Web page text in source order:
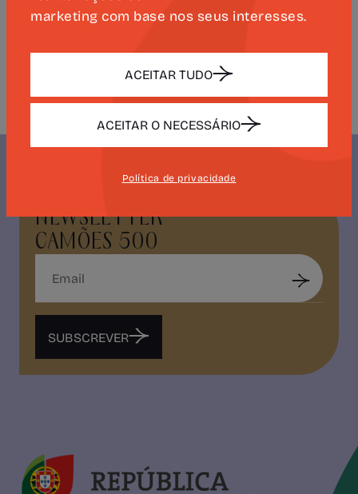
com aAcademia Sénior GerAção 5G de
de Luís de Camões da comunidade local.
NEWSLETTER
CAMÕES 500
SUBSCREVER
marketing com base nos seus interesses.
ACEITAR TUDO
ACEITAR O NECESSÁRIO
Política de privacidade